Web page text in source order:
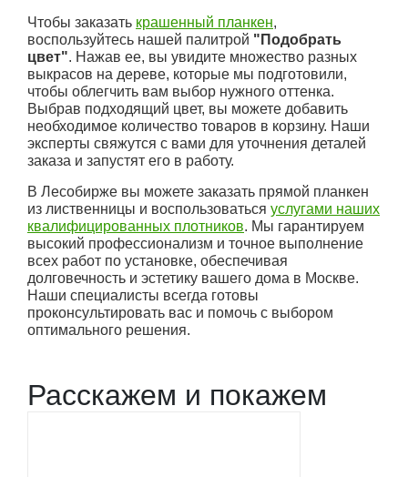
Чтобы заказать крашенный планкен,
воспользуйтесь нашей палитрой "Подобрать
цвет". Нажав ее, вы увидите множество разных
выкрасов на дереве, которые мы подготовили,
чтобы облегчить вам выбор нужного оттенка.
Выбрав подходящий цвет, вы можете добавить
необходимое количество товаров в корзину. Наши
эксперты свяжутся с вами для уточнения деталей
заказа и запустят его в работу.
В Лесобирже вы можете заказать прямой планкен
из лиственницы и воспользоваться услугами наших
квалифицированных плотников. Мы гарантируем
высокий профессионализм и точное выполнение
всех работ по установке, обеспечивая
долговечность и эстетику вашего дома в Москве.
Наши специалисты всегда готовы
проконсультировать вас и помочь с выбором
оптимального решения.
Расскажем и покажем